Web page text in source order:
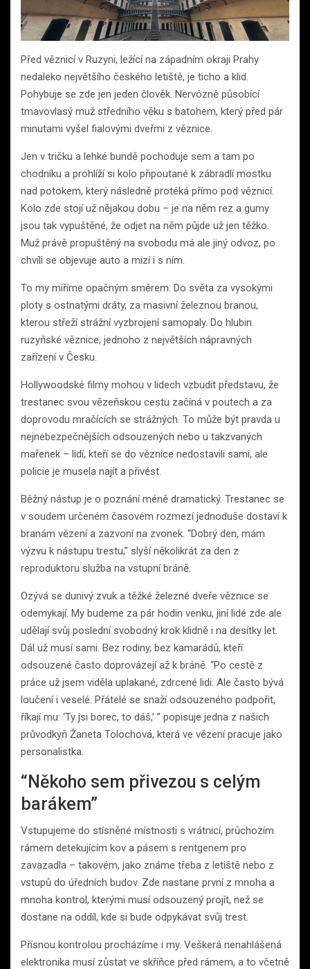
Před věznicí v Ruzyni, ležící na západním okraji Prahy
nedaleko největšího českého letiště, je ticho a klid.
Pohybuje se zde jen jeden člověk. Nervózně působící
tmavovlasý muž středního věku s batohem, který před pár
minutami vyšel fialovými dveřmi z věznice.
Jen v tričku a lehké bundě pochoduje sem a tam po
chodníku a prohlíží si kolo připoutané k zábradlí mostku
nad potokem, který následně protéká přímo pod věznicí.
Kolo zde stojí už nějakou dobu – je na něm rez a gumy
jsou tak vypuštěné, že odjet na něm půjde už jen těžko.
Muž právě propuštěný na svobodu má ale jiný odvoz, po
chvíli se objevuje auto a mizí i s ním.
To my míříme opačným směrem. Do světa za vysokými
ploty s ostnatými dráty, za masivní železnou branou,
kterou střeží strážní vyzbrojení samopaly. Do hlubin
ruzyňské věznice, jednoho z největších nápravných
zařízení v Česku.
Hollywoodské filmy mohou v lidech vzbudit představu, že
trestanec svou vězeňskou cestu začíná v poutech a za
doprovodu mračících se strážných. To může být pravda u
nejnebezpečnějších odsouzených nebo u takzvaných
mařenek – lidí, kteří se do věznice nedostavili sami, ale
policie je musela najít a přivést.
Běžný nástup je o poznání méně dramatický. Trestanec se
v soudem určeném časovém rozmezí jednoduše dostaví k
branám vězení a zazvoní na zvonek. “Dobrý den, mám
výzvu k nástupu trestu,” slyší několikrát za den z
reproduktoru služba na vstupní bráně.
Ozývá se dunivý zvuk a těžké železné dveře věznice se
odemykají. My budeme za pár hodin venku, jiní lidé zde ale
udělají svůj poslední svobodný krok klidně i na desítky let.
Dál už musí sami. Bez rodiny, bez kamarádů, kteří
odsouzené často doprovázejí až k bráně. “Po cestě z
práce už jsem viděla uplakané, zdrcené lidi. Ale často bývá
loučení i veselé. Přátelé se snaží odsouzeného podpořit,
říkají mu: ‘Ty jsi borec, to dáš,’ ” popisuje jedna z našich
průvodkyň Žaneta Tolochová, která ve vězení pracuje jako
personalistka.
“Někoho sem přivezou s celým
barákem”
Vstupujeme do stísněné místnosti s vrátnicí, průchozím
rámem detekujícím kov a pásem s rentgenem pro
zavazadla – takovém, jako známe třeba z letiště nebo z
vstupů do úředních budov. Zde nastane první z mnoha a
mnoha kontrol, kterými musí odsouzený projít, než se
dostane na oddíl, kde si bude odpykávat svůj trest.
Přísnou kontrolou procházíme i my. Veškerá nenahlášená
elektronika musí zůstat ve skříňce před rámem, a to včetně